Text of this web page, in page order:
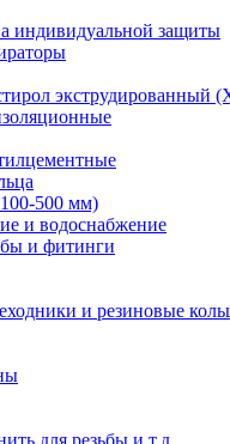
индивидуальной защиты
экструдированный
500 мм)
и водоснабжение
и фитинги
и резиновые
для резьбы и т.д.